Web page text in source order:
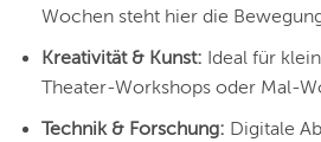
Wochen steht hier die
Kreativität & Kunst: Ideal für
Theater-Workshops oder Mal-
Technik & Forschung: Digitale